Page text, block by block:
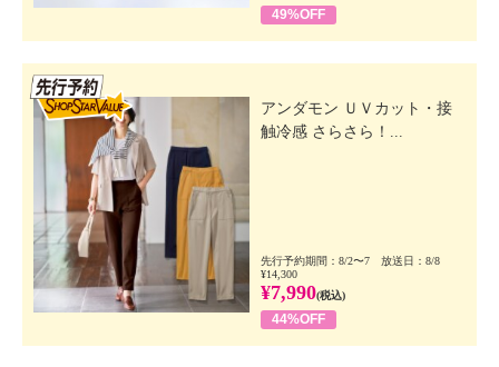
49%OFF
アンダモン ＵＶカット・接
触冷感 さらさら！...
先行予約期間：8/2〜7 放送日：8/8
¥14,300
¥7,990(税込)
44%OFF